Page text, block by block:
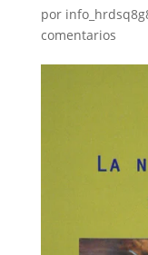
por
comentarios